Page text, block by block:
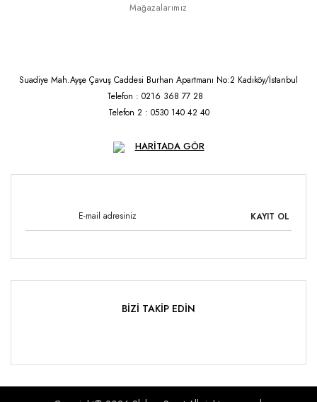
Mağazalarımız
Suadiye Mah.Ayşe Çavuş Caddesi Burhan Apartmanı No:2 Kadıköy/İstanbul
Telefon : 0216 368 77 28
Telefon 2 : 0530 140 42 40
HARİTADA GÖR
KAYIT OL
BİZİ TAKİP EDİN